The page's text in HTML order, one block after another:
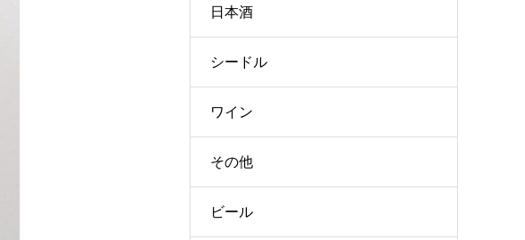
日本酒
シードル
ワイン
その他
ビール